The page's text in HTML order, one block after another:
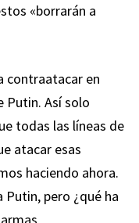
«borrarán a
contraatacar en
Putin. Así solo
todas las líneas de
atacar esas
haciendo ahora.
Putin, pero ¿qué ha